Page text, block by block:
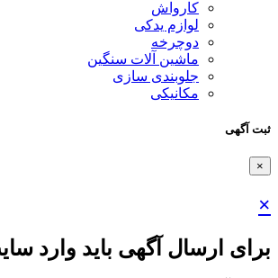
لوازم یدکی
ماشین آلات سنگین
جلوبندی سازی
آگهی باید وارد سایت شوید